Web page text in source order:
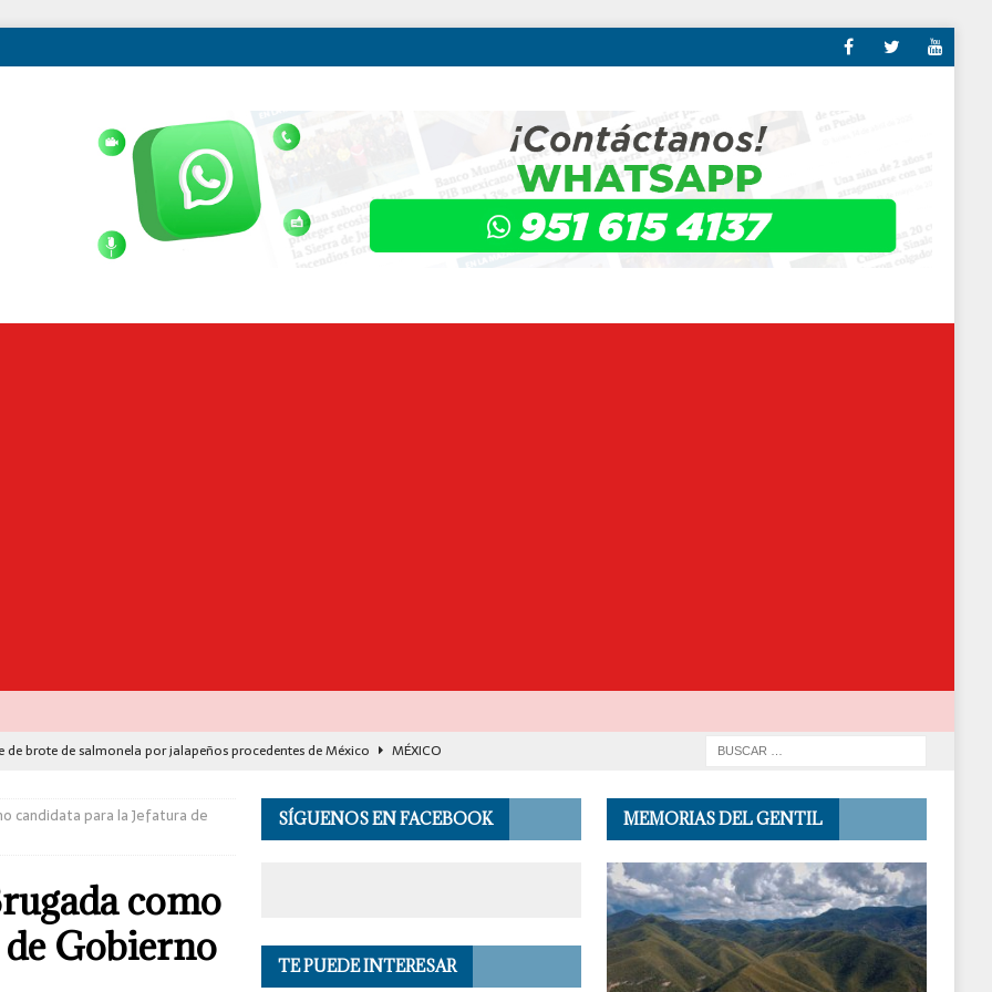
de brote de salmonela por jalapeños procedentes de México
MÉXICO
Seguridad se suma a investigación por asesinato en vivo del influencer
en los Andes de Perú deja un herido, según reporte de autoridades
EL
candidata para la Jefatura de
como
Gobierno
SÍGUENOS EN FACEBOOK
TE PUEDE INTERESAR
MEMORIAS DEL GENTIL